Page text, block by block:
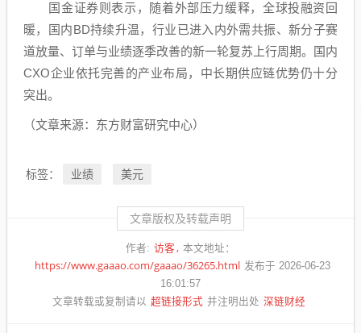
国金证券则表示，随着外部压力缓释，全球投融资回
暖，国内BD持续升温，行业已进入内外需共振、新分子赛
道放量、订单与业绩逐季改善的新一轮复苏上行周期。国内
CXO企业依托完善的产业布局，中长期供应链优势仍十分
突出。
（文章来源： 东方财富研究中心）
标签： 业绩 美元
文章版权及转载声明
作者: 访客 本文地址：
https://www.gaaao.com/gaaao/36265.html 发布于 2026-06-23
16:01:57
文章转载或复制请以 超链接形式 并注明出处 深链财经